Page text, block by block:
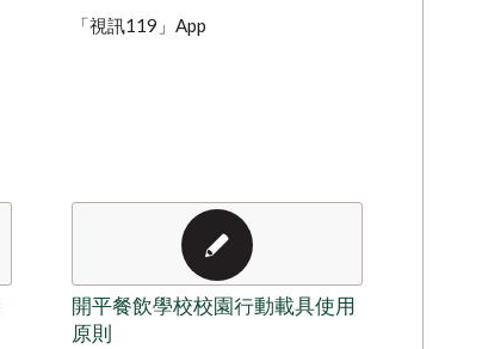
「視訊119」App
開平餐飲學校校園行動載具使用
原則